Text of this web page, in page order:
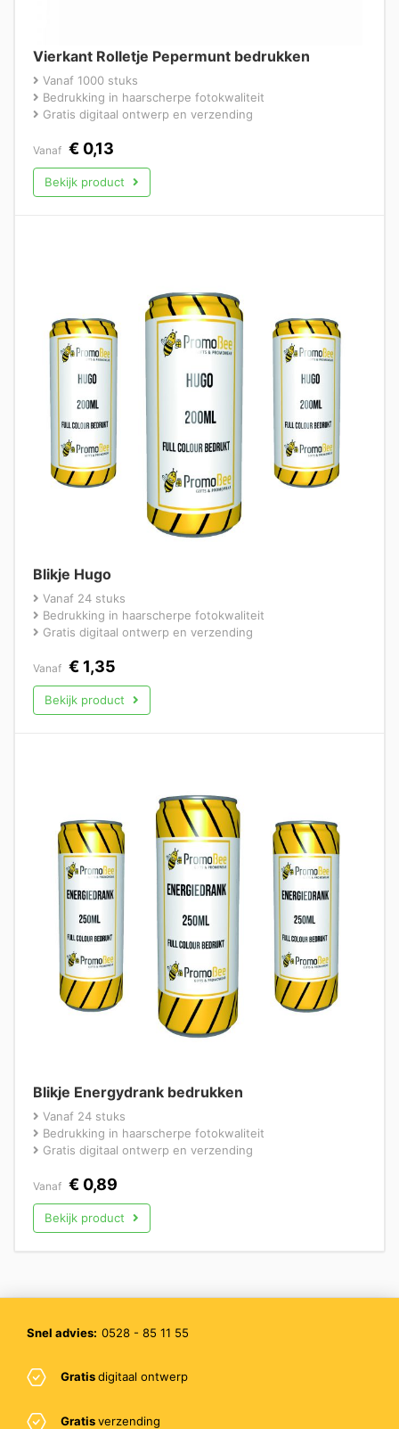
Vierkant Rolletje Pepermunt bedrukken
Vanaf 1000 stuks
Bedrukking in haarscherpe fotokwaliteit
Gratis digitaal ontwerp en verzending
Vanaf € 0,13
Bekijk product
Blikje Hugo
Vanaf 24 stuks
Bedrukking in haarscherpe fotokwaliteit
Gratis digitaal ontwerp en verzending
Vanaf € 1,35
Bekijk product
Blikje Energydrank bedrukken
Vanaf 24 stuks
Bedrukking in haarscherpe fotokwaliteit
Gratis digitaal ontwerp en verzending
Vanaf € 0,89
Bekijk product
Snel advies: 0528 - 85 11 55
Gratisdigitaal ontwerp
Gratisverzending